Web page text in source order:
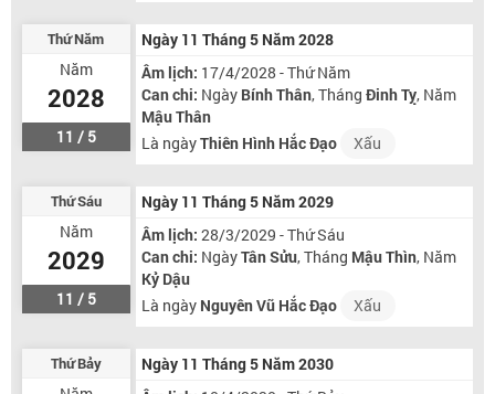
Thứ Năm
Năm
2028
11 / 5
Ngày 11 Tháng 5 Năm 2028
Âm lịch: 17/4/2028 - Thứ Năm
Can chi: Ngày Bính Thân, Tháng Đinh Tỵ, Năm
Mậu Thân
Là ngàyThiên Hình Hắc Đạo Xấu
Thứ Sáu
Năm
2029
11 / 5
Ngày 11 Tháng 5 Năm 2029
Âm lịch: 28/3/2029 - Thứ Sáu
Can chi: NgàyTân Sửu, Tháng Mậu Thìn, Năm
Kỷ Dậu
Là ngày Nguyên Vũ Hắc Đạo Xấu
Thứ Bảy
Ngày 11 Tháng 5 Năm 2030